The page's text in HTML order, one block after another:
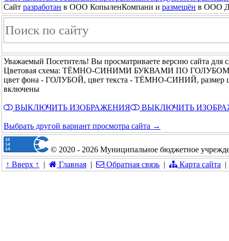
Сайт разработан в ООО КопыленКомпани и размещён в ООО
Уважаемый Посетитель! Вы просматриваете версию сайта для
Цветовая схема: ТЁМНО-СИНИМИ БУКВАМИ ПО
цвет фона - ГОЛУБОЙ, цвет текста - ТЁМНО-СИНИЙ,
включены
ВЫКЛЮЧИТЬ ИЗОБРАЖЕНИЯ ВЫКЛЮЧИТЬ
Выбрать другой вариант просмотра сайта →
© 2020 - 2026 Муниципальное бюджетное
↑ Вверх ↑
| Главная | Обратная связь | Карта сайта